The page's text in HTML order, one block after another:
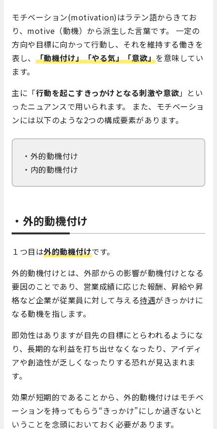
モチベーション(motivation)はラテン語からきてお
り、motive（動機）から派生した言葉です。 一定の
方向や目標に向かって行動し、それを維持する働きを
表し、 「動機付け」「やる気」「意欲」を意味してい
ます。
主に「行動を起こすきっかけとなる刺激や意欲」とい
ったニュアンスで用いられます。 また、モチベーショ
ンには以下のような2つの構成要素があります。
・外的動機付け
・内的動機付け
・外的動機付け
１つ目は外的動機付けです。
外的動機付けとは、外部からの影響が動機付けとなる
要因のことであり、営業成績に応じた報酬、昇給や昇
格など企業が従業員に対して与える待遇がきっかけに
なる動機を指します。
即効性はありますが目先の目標にとらわれるようにな
り、長期的な利益を打ち出せなくなったり、アイディ
アや創造性が乏しくなったりする恐れが見込まれま
す。
効果が短期的であることから、外的動機付けはモチベ
ーションを持ってもらう“きっかけ”にしか過ぎないと
いうことを念頭においておく必要があります。